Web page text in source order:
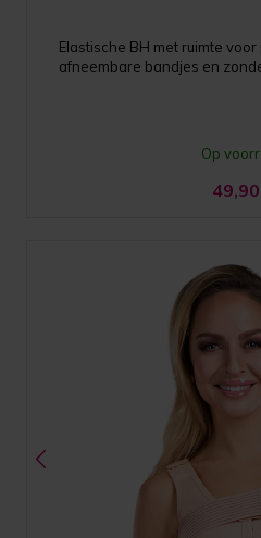
Elastische BH met ruimte
afneembare bandjes en
Op
49,90